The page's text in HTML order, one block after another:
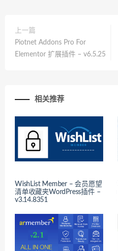
上一篇
Piotnet Addons Pro For
Elementor 扩展插件 – v6.5.25
相关推荐
WishList Member – 会员愿望
清单收藏夹WordPress插件 –
v3.14.8351